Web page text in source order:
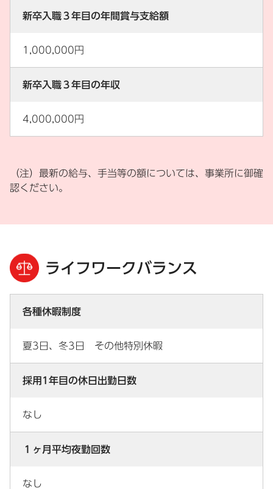
新卒入職３年目の年間賞与支給額
1,000,000円
新卒入職３年目の年収
4,000,000円
（注）最新の給与、手当等の額については、事業所に御確
認ください。
ライフワークバランス
各種休暇制度
夏3日、冬3日 その他特別休暇
採用1年目の休日出勤日数
なし
１ヶ月平均夜勤回数
なし